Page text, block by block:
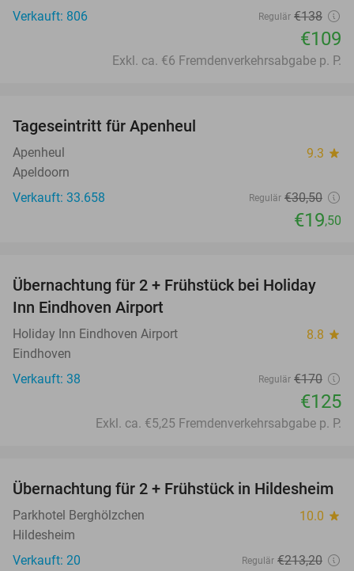
Verkauft: 806
Regulär €138
€109
Exkl. ca. €6 Fremdenverkehrsabgabe p. P.
Tageseintritt für Apenheul
Apenheul 9.3 star
Apeldoorn
Verkauft: 33.658
Regulär €30,50
€19,50
26%
Übernachtung für 2 + Frühstück bei Holiday
Inn Eindhoven Airport
Holiday Inn Eindhoven Airport 8.8 star
Eindhoven
Verkauft: 38
Regulär €170
€125
Exkl. ca. €5,25 Fremdenverkehrsabgabe p. P.
52%
Übernachtung für 2 + Frühstück in Hildesheim
Parkhotel Berghölzchen 10.0 star
Hildesheim
Verkauft: 20
Regulär €213,20